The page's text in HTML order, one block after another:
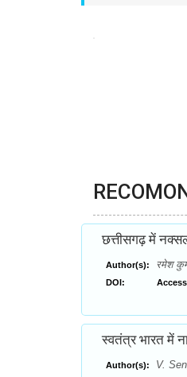
छत्तीसगढ़ में
Author(s): रमेश
DOI:
स्वतंत्र भारत में
Author(s): V.